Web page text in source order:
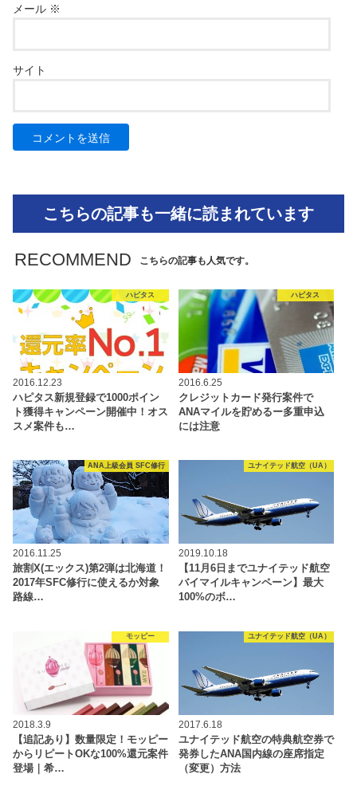
メール ※
サイト
こちらの記事も一緒に読まれています
RECOMMEND こちらの記事も人気です。
ハピタス
2016.12.23
ハピタス新規登録で1000ポイン
ト獲得キャンペーン開催中！オス
スメ案件も…
ハピタス
2016.6.25
クレジットカード発行案件で
ANAマイルを貯めるー多重申込
には注意
ANA上級会員 SFC修行
2016.11.25
旅割X(エックス)第2弾は北海道！
2017年SFC修行に使えるか対象
路線…
ユナイテッド航空（UA）
2019.10.18
【11月6日までユナイテッド航空
バイマイルキャンペーン】最大
100%のボ…
モッピー
2018.3.9
【追記あり】数量限定！モッピー
からリピートOKな100%還元案件
登場｜希…
ユナイテッド航空（UA）
2017.6.18
ユナイテッド航空の特典航空券で
発券したANA国内線の座席指定
（変更）方法